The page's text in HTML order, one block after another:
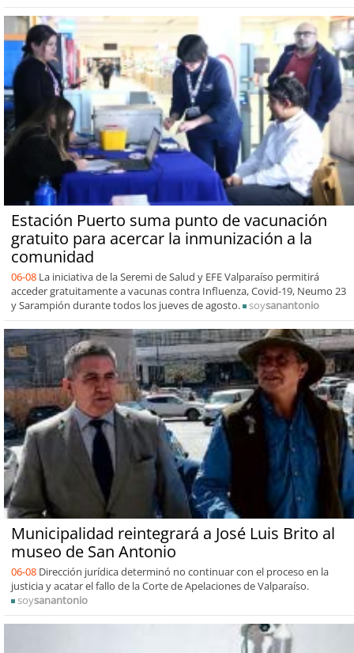
Estación Puerto suma punto de vacunación
gratuito para acercar la inmunización a la
comunidad
06-08 La iniciativa de la Seremi de Salud y EFE Valparaíso permitirá
acceder gratuitamente a vacunas contra Influenza, Covid-19, Neumo 23
y Sarampión durante todos los jueves de agosto.
soysanantonio
Municipalidad reintegrará a José Luis Brito al
museo de San Antonio
06-08 Dirección jurídica determinó no continuar con el proceso en la
justicia y acatar el fallo de la Corte de Apelaciones de Valparaíso.
soysanantonio